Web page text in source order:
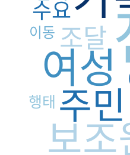
여성
보조
주민
조달
수요
행태
이동